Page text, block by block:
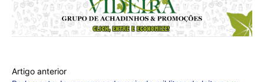
Artigo anterior